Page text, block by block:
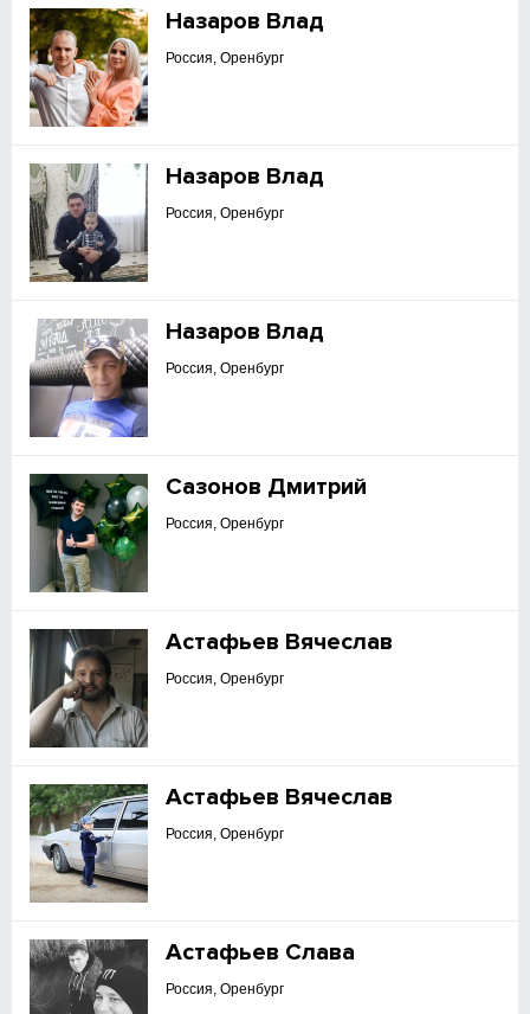
Назаров Влад
Россия, Оренбург
Назаров Влад
Россия, Оренбург
Назаров Влад
Россия, Оренбург
Сазонов Дмитрий
Россия, Оренбург
Астафьев Вячеслав
Россия, Оренбург
Астафьев Вячеслав
Россия, Оренбург
Астафьев Слава
Россия, Оренбург